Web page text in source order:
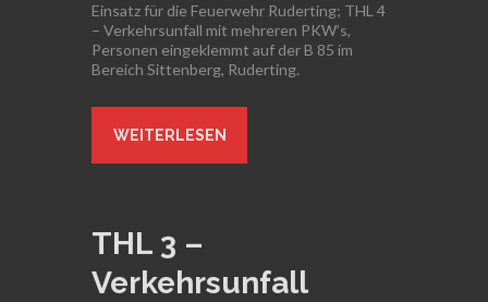
Einsatz für die Feuerwehr Ruderting; THL 4
– Verkehrsunfall mit mehreren PKW’s,
Personen eingeklemmt auf der B 85 im
Bereich Sittenberg, Ruderting.
WEITERLESEN
THL 3 –
Verkehrsunfall